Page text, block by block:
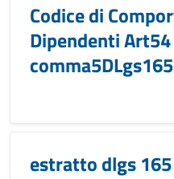
Codice di
Dipendenti Art54
estratto dlgs